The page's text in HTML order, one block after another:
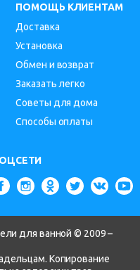
ПОМОЩЬ КЛИЕНТАМ
Доставка
Установка
Обмен и возврат
Заказать легко
Советы для дома
Способы оплаты
для ванной © 2009 –
Копирование